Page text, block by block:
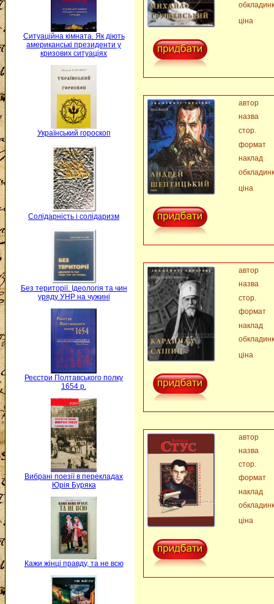
Ситуаційна кімната. Як діють
американські президенти у
кризових ситуаціях
Український гороскоп
Солідарність і солідаризм
Без території. Ідеологія та чин
уряду УНР на чужині
Реєстри Полтавського полку
1654 р.
Вибрані поезії в перекладах
Юрія Буряка
Кажи жінці правду, та не всю
ціна
автор
назва
стор.
формат
наклад
ціна
автор
назва
стор.
формат
наклад
ціна
автор
назва
стор.
формат
наклад
ціна